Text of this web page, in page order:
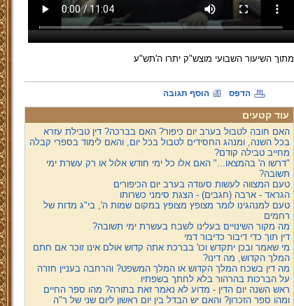
מתוך השיעור השבועי מוצש"ק יתרו ה'תש"ע
הדפס הוסף תגובה
עוד קטעים
האם חובה לטבול בערב יום כיפור? האם בברכה? דין טבילת עזרא
בכל השנה, ומנהג החסידים לטבול בכל יום, והאם לימוד בספרי קבלה
מחייב טבילה קודם?
"דרשו ה' בהמצאו..." האם אלו כל ימי חודש אלול או רק עשרת ימי
תשובה?
טעם המצווה לעשות סעודה בערב יום הכיפורים
הגראד - ארבה (חגבים) - הצגת סימני כשרותו
טעם למנהגינו לומר מצופץ מצופץ במקום שמות ה', בי"ג מדות של
רחמים
מה מקור השינויים בעלינו לשבח בעשרת ימי תשובה?
דין תוך כדי דיבור כדיבור דמי
מי שאמר ובכן יתקדש וכו' בברכת אתה קדוש אולם אינו זוכר אם חתם
המלך הקדוש, מה דינו?
מה דין בשכח המלך הקדוש או המלך המשפט? והרחבה בעניין חזרה
על הברכות בהרהור בלא לחתך בשפתיו
ראש השנה יום הדין - מדוע לא נאמר זאת בתורה? מהו ספר החיים
ומהו ספר הזכרון? והאם יש הבדל בין יום ראשון ליום שני של ר"ה